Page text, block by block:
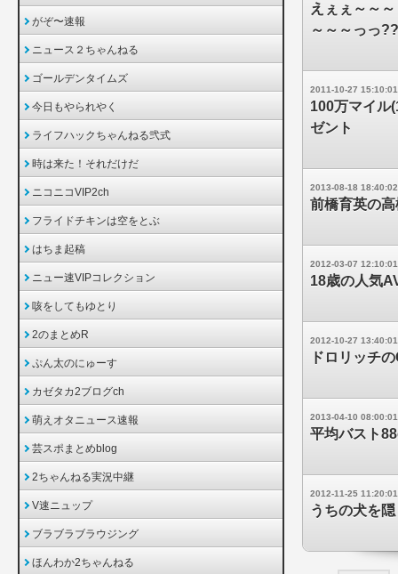
えぇぇ～～
～～～っっ
2011-10-27 15:10:01
100万マイル
ゼント
2013-08-18 18:40:02
前橋育英の
2012-03-07 12:10:01
18歳の人気
2012-10-27 13:40:01
ドロリッチ
2013-04-10 08:00:01
平均バスト
2012-11-25 11:20:01
うちの犬を
がぞ〜速報
ニュース２ちゃんねる
ゴールデンタイムズ
今日もやられやく
ライフハックちゃんねる弐式
時は来た！それだけだ
ニコニコVIP2ch
フライドチキンは空をとぶ
はちま起稿
ニュー速VIPコレクション
咳をしてもゆとり
2のまとめR
ぷん太のにゅーす
カゼタカ2ブログch
萌えオタニュース速報
芸スポまとめblog
2ちゃんねる実況中継
V速ニュップ
ブラブラブラウジング
ほんわか2ちゃんねる